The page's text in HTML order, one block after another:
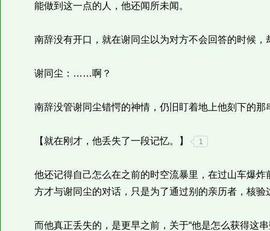
能做到这一点的人，他还闻所未闻。
南辞没有开口，就在谢同尘以为对方不会回答的时候，
谢同尘：……啊？
南辞没管谢同尘错愕的神情，仍旧盯着地上他刻下的
【就在刚才，他丢失了一段记忆。】 1
他还记得自己怎么在之前的时空流暴里，在过山车爆炸
方才与谢同尘的对话，只是为了通过别的亲历者，核验
而他真正丢失的，是更早之前，关于“他是怎么获得这